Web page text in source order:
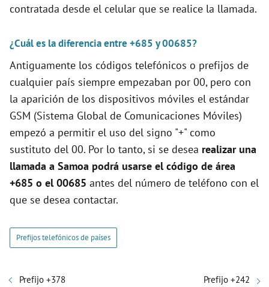
contratada desde el celular que se realice la llamada.
¿Cuál es la diferencia entre +685 y 00685?
Antiguamente los códigos telefónicos o prefijos de
cualquier país siempre empezaban por 00, pero con
la aparición de los dispositivos móviles el estándar
GSM (Sistema Global de Comunicaciones Móviles)
empezó a permitir el uso del signo "+" como
sustituto del 00. Por lo tanto, si se desea realizar una
llamada a Samoa podrá usarse el código de área
+685 o el 00685 antes del número de teléfono con el
que se desea contactar.
Prefijos telefónicos de países
Prefijo +378 Prefijo +242